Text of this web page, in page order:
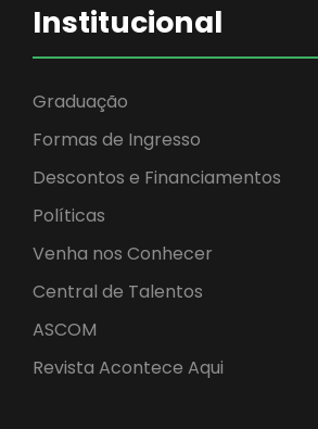
Institucional
Graduação
Formas de Ingresso
Descontos e Financiamentos
Políticas
Venha nos Conhecer
Central de Talentos
ASCOM
Revista Acontece Aqui